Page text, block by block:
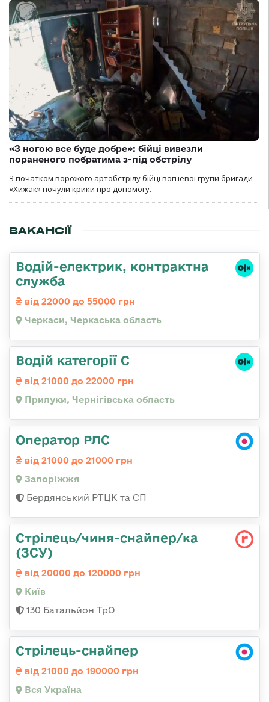
«З ногою все буде добре»: бійці вивезли
пораненого побратима з-під обстрілу
З початком ворожого артобстрілу бійці вогневої групи бригади
«Хижак» почули крики про допомогу.
ВАКАНСІЇ
Водій-електрик, контрактна
служба
від 22000 до 55000 грн
Черкаси, Черкаська область
Водій категорії С
від 21000 до 22000 грн
Прилуки, Чернігівська область
Оператор РЛС
від 21000 до 21000 грн
Запоріжжя
Бердянський РТЦК та СП
Стрілець/чиня-снайпер/ка
(ЗСУ)
від 20000 до 120000 грн
Київ
130 Батальйон ТрО
Стрілець-снайпер
від 21000 до 190000 грн
Вся Україна